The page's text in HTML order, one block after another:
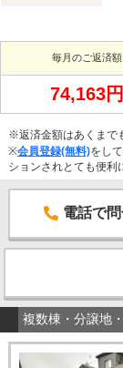
毎月のご返済額
74,163円
※返済金額はあくまで
※会員登録(無料)をし
ションされとても便利
電話で
複数棟・分譲地